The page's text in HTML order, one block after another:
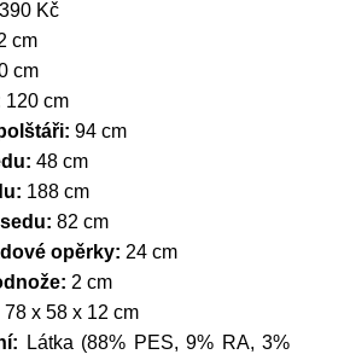
Kč
cm
cm
120 cm
94 cm
48 cm
188 cm
82 cm
opěrky: 24 cm
2 cm
78 x 58 x 12 cm
Látka (88% PES, 9% RA, 3%